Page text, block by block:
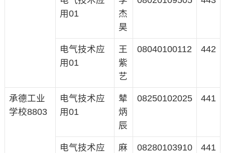
用01
杰
昊
电气技术应
用01
王
紫
艺
08040100112 442
承德工业
学校8803
电气技术应
用01
辇
炳
辰
08250102025 441
电气技术应
麻
08280103910 441